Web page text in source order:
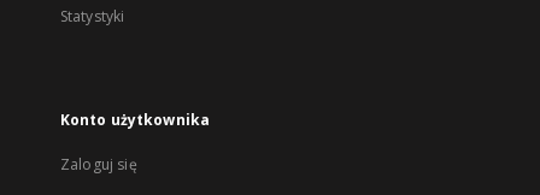
Statystyki
Konto użytkownika
Zaloguj się